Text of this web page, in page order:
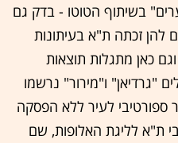
בשיתוף הטוטו - בדק גם
להן זכתה ת"א בעיתונות
במהלך ספטמבר 2015, וגם כאן מתגלות תוצאות
"גרדיאן" ו"מירור" נרשמו
בהקשר ספורטיבי לעיר ללא הפסקה
ת"א לליגת האלופות, שם